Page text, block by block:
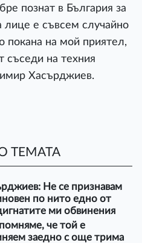
познат в България за
лице е съвсем случайно
покана на мой приятел,
съседи на техния
Хасърджиев.
ТЕМАТА
Не се признавам
по нито едно от
ми обвинения
че той е
заедно с още трима